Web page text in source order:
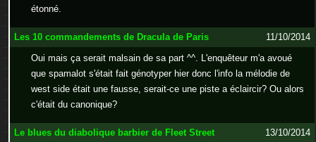
étonné.
Les 10 commandements de Dracula de Paris
11/10/2014
Oui mais ça serait malsain de sa part ^^. L'enquêteur m'a avoué
que spamalot s'était fait génotyper hier donc l'info la mélodie de
west side était une fausse, serait-ce une piste a éclaircir? Ou alors
c'était du canonique?
Le blues du diabolique barbier de Fleet Street
13/10/2014